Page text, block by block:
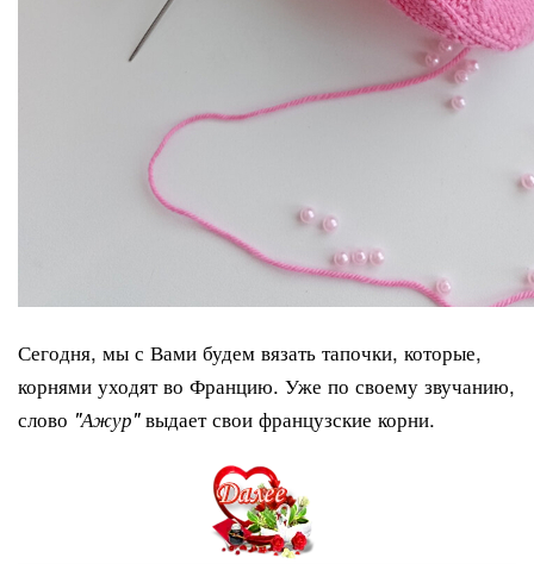
Сегодня, мы с Вами будем вязать тапочки, которые,
корнями уходят во Францию. Уже по своему звучанию,
слово "Ажур"выдает свои французские корни.